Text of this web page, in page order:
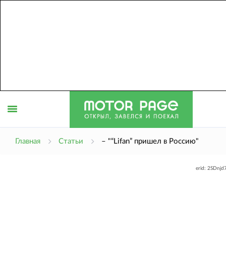
Главная Статьи – "“Lifan” пришел в Россию"
erid: